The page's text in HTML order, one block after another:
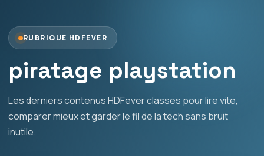
RUBRIQUE HDFEVER
piratage playstation
Les derniers contenus HDFever classes pour lire vite,
comparer mieux et garder le fil de la tech sans bruit
inutile.